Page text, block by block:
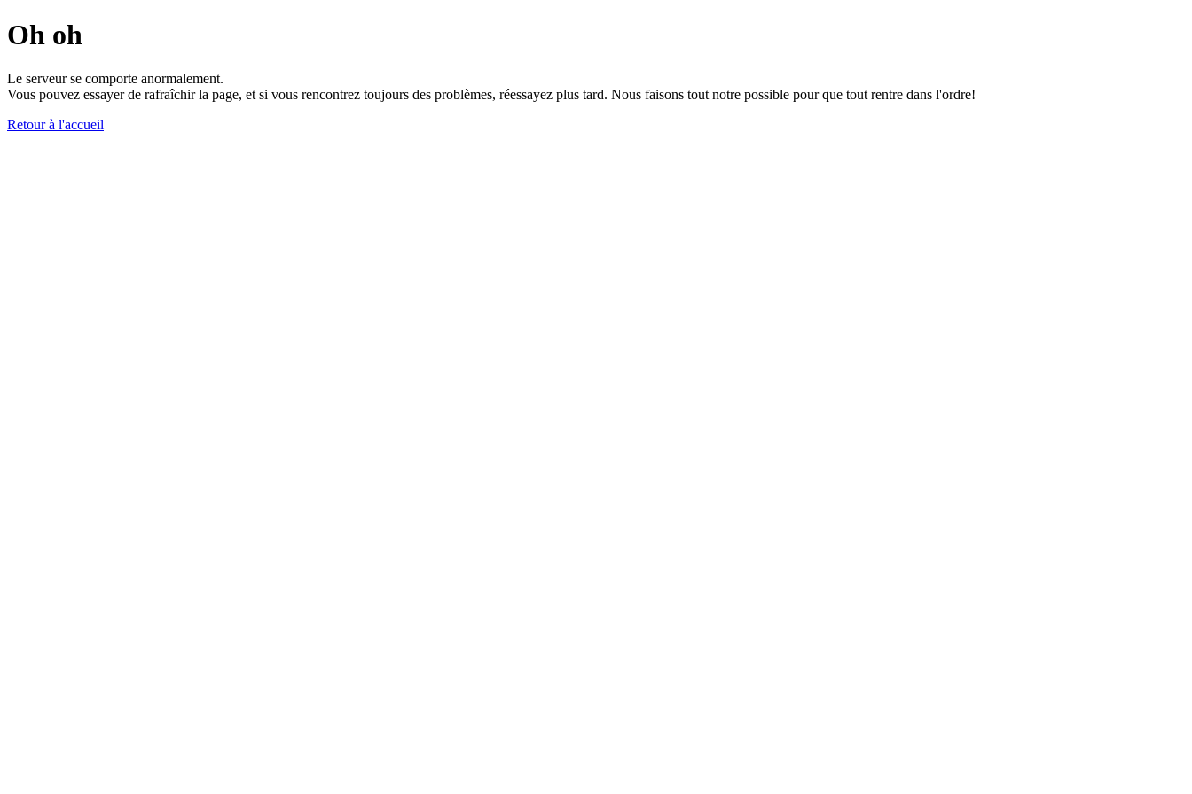
Oh oh
Le serveur se comporte anormalement.
Vous pouvez essayer de rafraîchir la page, et si vous rencontrez toujours des problèmes, réessayez plus tard. Nous faisons tout notre possible pour que tout rentre dans l'ordre!
Retour à l'accueil